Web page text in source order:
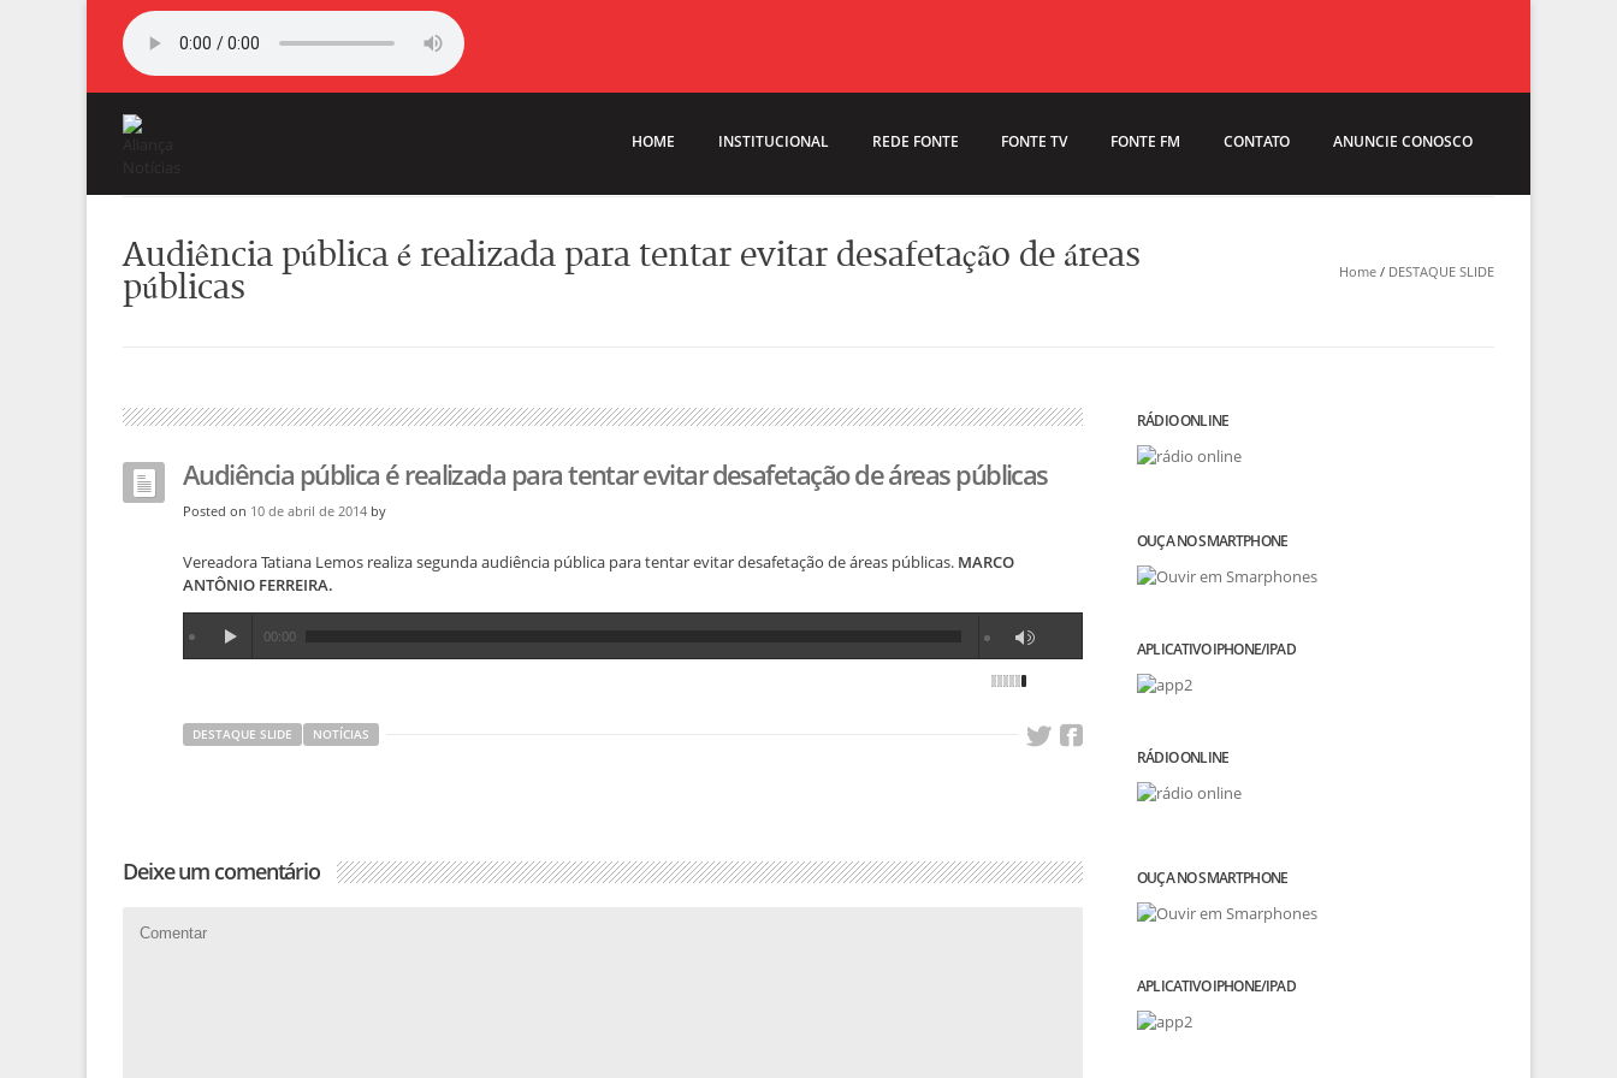
HOME INSTITUCIONAL REDE FONTE FONTE TV FONTE FM CONTATO ANUNCIE CONOSCO
Audiência pública é realizada para tentar evitar desafetação de áreas
públicas Home / DESTAQUE SLIDE
Audiência pública é realizada para tentar evitar desafetação de áreas públicas
Posted on 10 de abril de 2014 by
Vereadora Tatiana Lemos realiza segunda audiência pública para tentar evitar desafetação de áreas públicas. MARCO
ANTÔNIO FERREIRA.
00:00
DESTAQUE SLIDE NOTÍCIAS
Deixe um comentário
RÁDIO ONLINE
OUÇA NO SMARTPHONE
APLICATIVO IPHONE/IPAD
RÁDIO ONLINE
OUÇA NO SMARTPHONE
APLICATIVO IPHONE/IPAD